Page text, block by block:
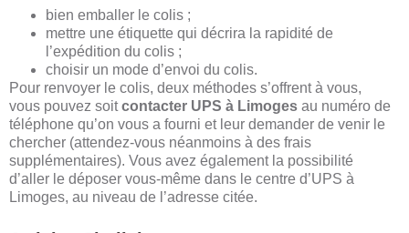
bien emballer le colis ;
mettre une étiquette qui décrira la rapidité de
l’expédition du colis ;
choisir un mode d’envoi du colis.
Pour renvoyer le colis, deux méthodes s’offrent à vous,
vous pouvez soitcontacter UPS à Limoges au numéro de
téléphone qu’on vous a fourni et leur demander de venir le
chercher (attendez-vous néanmoins à des frais
supplémentaires). Vous avez également la possibilité
d’aller le déposer vous-même dans le centre d’UPS à
Limoges, au niveau de l’adresse citée.